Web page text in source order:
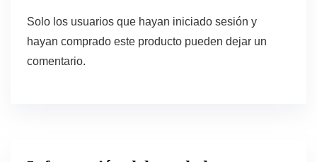
Solo los usuarios que hayan iniciado sesión y
hayan comprado este producto pueden dejar un
comentario.